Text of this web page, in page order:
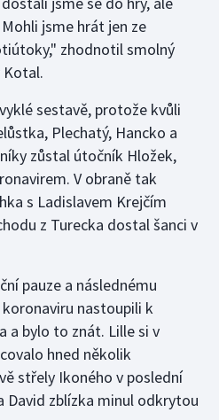
jsme hrát jen ze
zhodnotil smolný
Kotal.
sestavě, protože kvůli
Plechatý, Hancko a
zůstal útočník Hložek,
V obraně tak
s Ladislavem Krejčím
z Turecka dostal šanci v
pauze a následnému
nastoupili k
a bylo to znát. Lille si v
hned několik
střely Ikoného v poslední
David zblízka minul odkrytou